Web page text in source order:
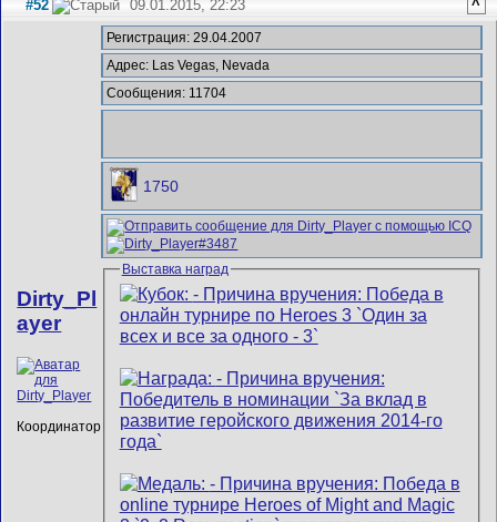
#52 09.01.2015, 22:23 ^
Dirty_Pl
ayer
Координатор
Регистрация: 29.04.2007
Адрес: Las Vegas, Nevada
Сообщения: 11704
1750
Выставка наград